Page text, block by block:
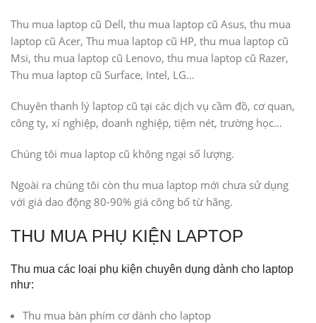
Thu mua laptop cũ Dell, thu mua laptop cũ Asus, thu mua
laptop cũ Acer, Thu mua laptop cũ HP, thu mua laptop cũ
Msi, thu mua laptop cũ Lenovo, thu mua laptop cũ Razer,
Thu mua laptop cũ Surface, Intel, LG…
Chuyên thanh lý laptop cũ tại các dịch vụ cầm đồ, cơ quan,
công ty, xí nghiệp, doanh nghiệp, tiệm nét, trường học…
Chúng tôi mua laptop cũ không ngại số lượng.
Ngoài ra chúng tôi còn thu mua laptop mới chưa sử dụng
với giá dao động 80-90% giá công bố từ hãng.
THU MUA PHỤ KIỆN LAPTOP
Thu mua các loại phụ kiện chuyên dụng dành cho laptop
như:
Thu mua bàn phím cơ dành cho laptop